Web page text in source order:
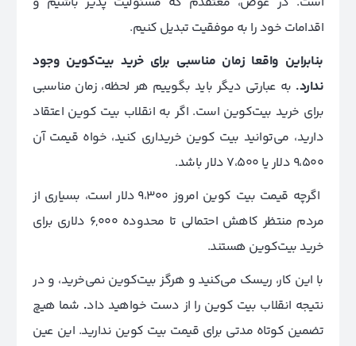
اقدامات خود را به موفقیت تبدیل کنیم.
بنابراین واقعا زمان مناسبی برای خرید بیت‌کوین وجود
ندارد. به عبارتی دیگر باید بگوییم هر لحظه، زمان مناسبی
برای خرید بیت‌کوین است. اگر به انقلاب بیت کوین اعتقاد
دارید، می‌توانید بیت کوین خریداری کنید، خواه قیمت آن
9،500 دلار یا 7،500 دلار باشد.
اگرچه قیمت بیت کوین امروز 9،300 دلار است، بسیاری از
مردم منتظر کاهش احتمالی تا محدوده 6,000 دلاری برای
خرید بیت‌کوین هستند.
با این کار، ریسک می‌کنید و هرگز بیت‌کوین نمی‌خرید، و در
نتیجه انقلاب بیت کوین را از دست خواهید داد. شما هیچ
تضمین کوتاه مدتی برای قیمت بیت کوین ندارید. این عین